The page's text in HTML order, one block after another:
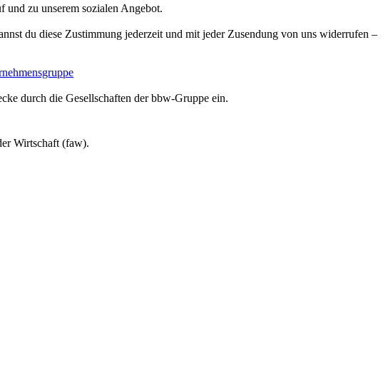
zu unserem sozialen Angebot.
du diese Zustimmung jederzeit und mit jeder Zusendung von uns widerrufen –
durch die Gesellschaften der bbw-Gruppe ein.
Wirtschaft (faw).